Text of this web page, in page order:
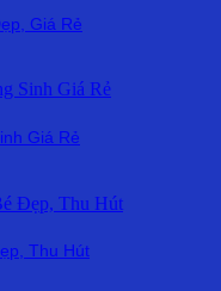
Giá Rẻ
Giá Rẻ
Thu Hút